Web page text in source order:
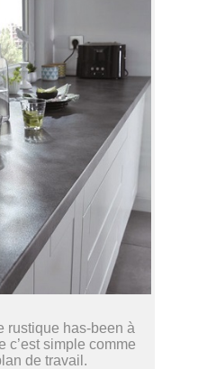
rustique has-been à
c’est simple comme
de travail.